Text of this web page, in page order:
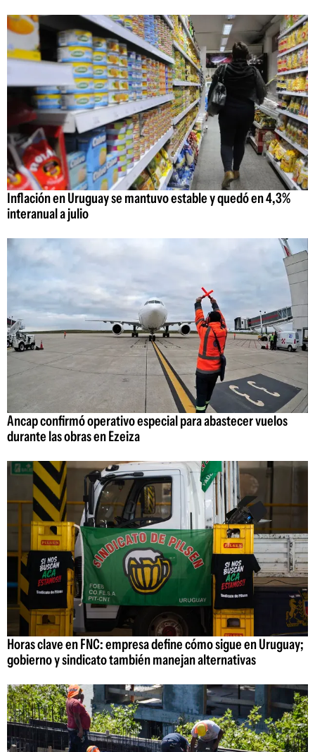
Inflación en Uruguay se mantuvo estable y quedó en 4,3%
interanual a julio
Ancap confirmó operativo especial para abastecer vuelos
durante las obras en Ezeiza
Horas clave en FNC: empresa define cómo sigue en Uruguay;
gobierno y sindicato también manejan alternativas